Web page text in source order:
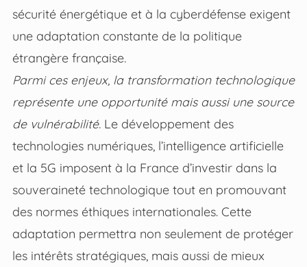
sécurité énergétique et à la cyberdéfense exigent
une adaptation constante de la politique
étrangère française.
Parmi ces enjeux, la transformation technologique
représente une opportunité mais aussi une source
de vulnérabilité.Le développement des
technologies numériques, l’intelligence artificielle
et la 5G imposent à la France d’investir dans la
souveraineté technologique tout en promouvant
des normes éthiques internationales. Cette
adaptation permettra non seulement de protéger
les intérêts stratégiques, mais aussi de mieux